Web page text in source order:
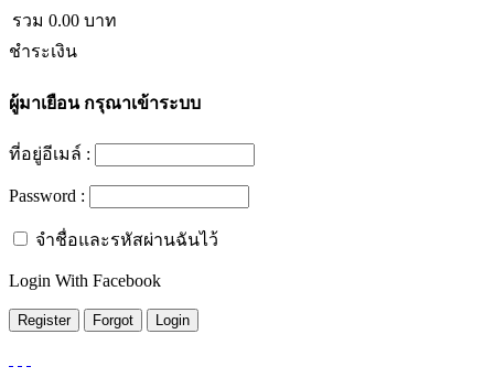
รวม 0.00 บาท
ชำระเงิน
ผู้มาเยือนกรุณาเข้าระบบ
ที่อยู่อีเมล์ :
Password :
จำชื่อและรหัสผ่านฉันไว้
Login With Facebook